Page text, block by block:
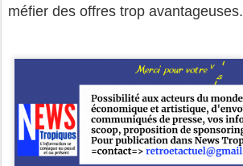
méfier des offres trop avantageuses.